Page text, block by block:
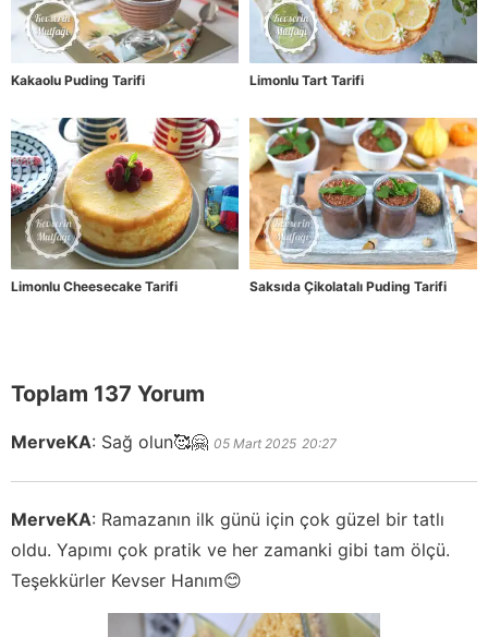
Kakaolu Puding Tarifi Limonlu Tart Tarifi
Limonlu Cheesecake Tarifi Saksıda Çikolatalı Puding Tarifi
Toplam 137 Yorum
MerveKA: Sağ olun🥰🤗 05 Mart 2025 20:27
MerveKA: Ramazanın ilk günü için çok güzel bir tatlı
oldu. Yapımı çok pratik ve her zamanki gibi tam ölçü.
Teşekkürler Kevser Hanım😊